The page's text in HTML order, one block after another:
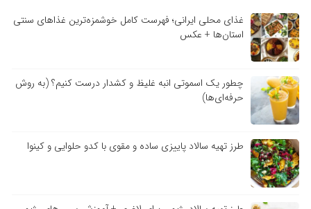
غذای محلی ایرانی؛ فهرست کامل خوشمزه‌ترین غذاهای سنتی
استان‌ها + عکس
چطور یک اسموتی انبه غلیظ و کشدار درست کنیم؟ (به روش
حرفه‌ای‌ها)
طرز تهیه سالاد پاییزی ساده و مقوی با کدو حلوایی و کینوا